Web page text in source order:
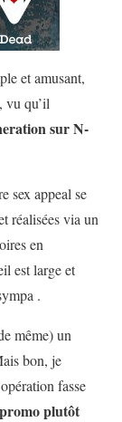
et amusant,
vu qu’il
sur N-
sex appeal se
réalisées via un
en
est large et
.
même) un
bon, je
fasse
promo plutôt